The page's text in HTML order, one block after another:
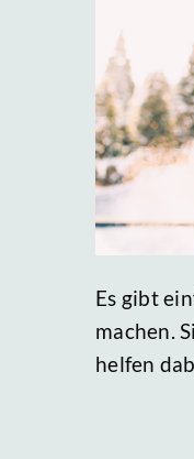
Es gibt
machen.
helfen